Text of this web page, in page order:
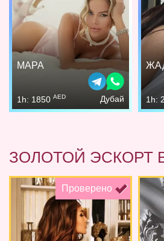
МАРА
1h: 1850 AED Дубай 1h:
ЗОЛОТОЙ ЭСКОРТ
Проверено